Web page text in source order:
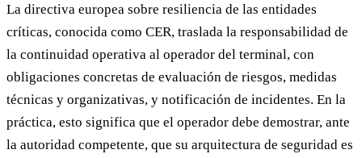
La directiva europea sobre resiliencia de las entidades
críticas, conocida como CER, traslada la responsabilidad de
la continuidad operativa al operador del terminal, con
obligaciones concretas de evaluación de riesgos, medidas
técnicas y organizativas, y notificación de incidentes. En la
práctica, esto significa que el operador debe demostrar, ante
la autoridad competente, que su arquitectura de seguridad es